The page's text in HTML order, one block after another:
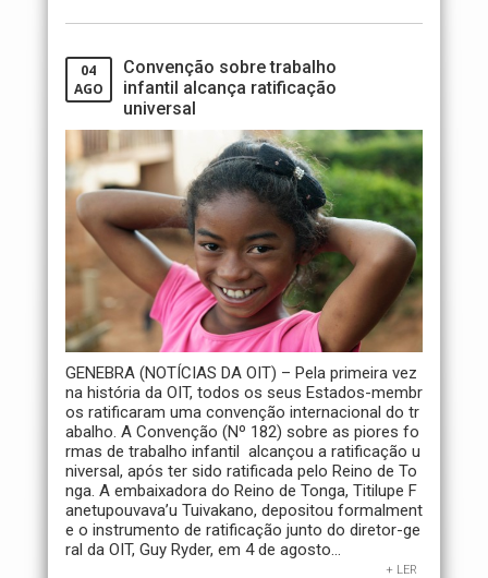
04
AGO
Convenção sobre trabalho
infantil alcança ratificação
universal
GENEBRA (NOTÍCIAS DA OIT) – Pela primeira vez
na história da OIT, todos os seus Estados-membr
os ratificaram uma convenção internacional do tr
abalho. A Convenção (Nº 182) sobre as piores fo
rmas de trabalho infantil alcançou a ratificação u
niversal, após ter sido ratificada pelo Reino de To
nga. A embaixadora do Reino de Tonga, Titilupe F
anetupouvava’u Tuivakano, depositou formalment
e o instrumento de ratificação junto do diretor-ge
ral da OIT, Guy Ryder, em 4 de agosto...
+ LER